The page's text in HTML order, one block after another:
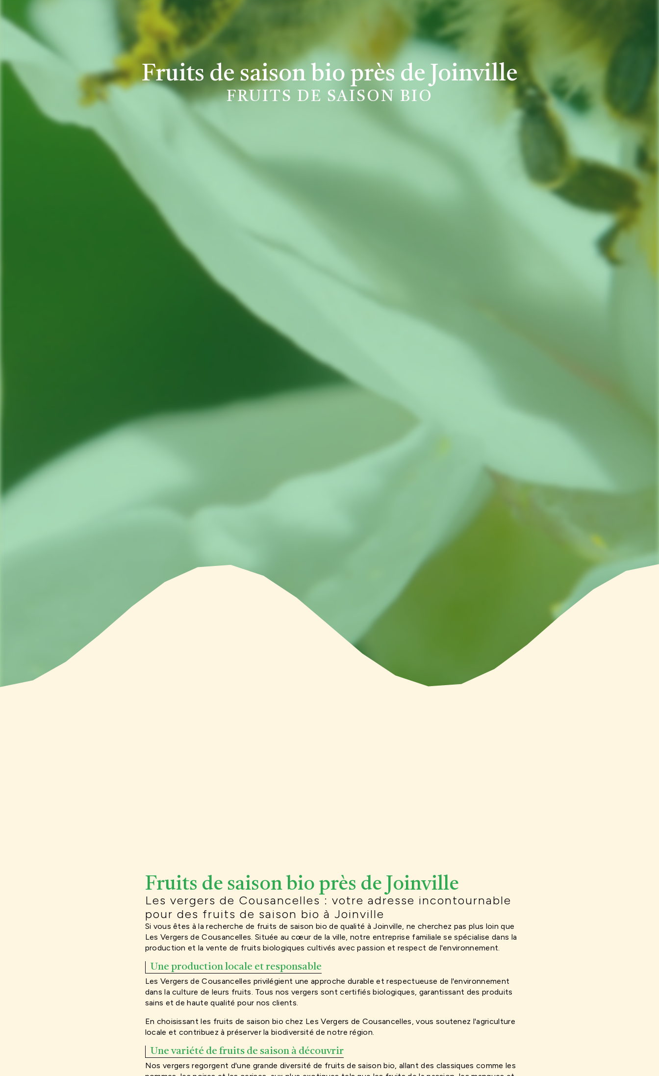
Fruits de saison bio près de Joinville
FRUITS DE SAISON BIO
Fruits de saison bio près de Joinville
Les vergers de Cousancelles : votre adresse incontournable
pour des fruits de saison bio à Joinville
Si vous êtes à la recherche de fruits de saison bio de qualité à Joinville, ne cherchez pas plus loin que
Les Vergers de Cousancelles. Située au cœur de la ville, notre entreprise familiale se spécialise dans la
production et la vente de fruits biologiques cultivés avec passion et respect de l'environnement.
Une production locale et responsable
Les Vergers de Cousancelles privilégient une approche durable et respectueuse de l'environnement
dans la culture de leurs fruits. Tous nos vergers sont certifiés biologiques, garantissant des produits
sains et de haute qualité pour nos clients.
En choisissant les fruits de saison bio chez Les Vergers de Cousancelles, vous soutenez l'agriculture
locale et contribuez à préserver la biodiversité de notre région.
Une variété de fruits de saison à découvrir
Nos vergers regorgent d'une grande diversité de fruits de saison bio, allant des classiques comme les